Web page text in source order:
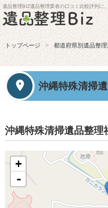
遺品整理BIZ遺品整理業者の口コミ比較評判に。気に
トップページ 都道府県別遺品整
沖縄特殊清掃
沖縄特殊清掃遺品整理
+
-